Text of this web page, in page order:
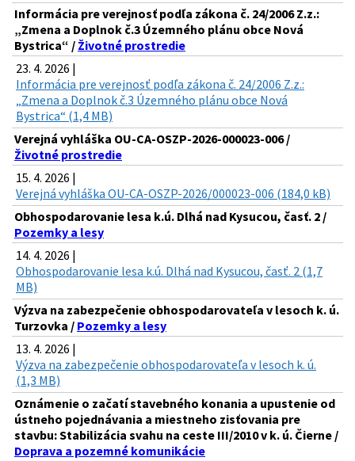
Informácia pre verejnosť podľa zákona č. 24/2006 Z.z.:
„Zmena a Doplnok č.3 Územného plánu obce Nová
Bystrica“ / Životné prostredie
23. 4. 2026 |
Informácia pre verejnosť podľa zákona č. 24/2006 Z.z.:
„Zmena a Doplnok č.3 Územného plánu obce Nová
Bystrica“ (1,4 MB)
Verejná vyhláška OU-CA-OSZP-2026-000023-006 /
Životné prostredie
15. 4. 2026 |
Verejná vyhláška OU-CA-OSZP-2026/000023-006 (184,0 kB)
Obhospodarovanie lesa k.ú. Dlhá nad Kysucou, časť. 2 /
Pozemky a lesy
14. 4. 2026 |
Obhospodarovanie lesa k.ú. Dlhá nad Kysucou, časť. 2 (1,7
MB)
Výzva na zabezpečenie obhospodarovateľa v lesoch k. ú.
Turzovka / Pozemky a lesy
13. 4. 2026 |
Výzva na zabezpečenie obhospodarovateľa v lesoch k. ú.
(1,3 MB)
Oznámenie o začatí stavebného konania a upustenie od
ústneho pojednávania a miestneho zisťovania pre
stavbu: Stabilizácia svahu na ceste III/2010 v k. ú. Čierne /
Doprava a pozemné komunikácie